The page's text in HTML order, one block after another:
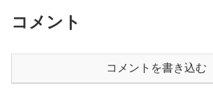
コメント
コメントを書き込む